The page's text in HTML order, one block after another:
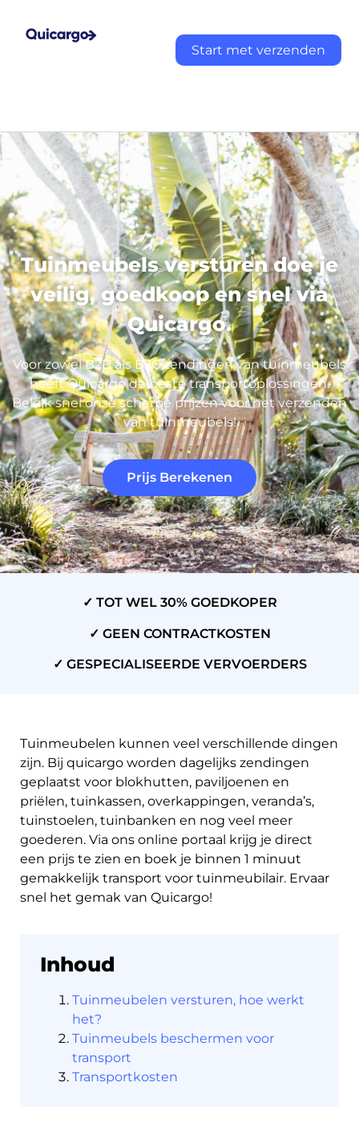
Start met verzenden
About
the
platform
Bestemmingen
Tuinmeubels versturen doe je
veilig, goedkoop en snel via
Quicargo.
Voor zowel B2B als B2C zendingen van tuinmeubels
heeft Quicargo de beste transportoplossingen.
Bekijk snel onze scherpe prijzen voor het verzenden
van tuinmeubels!
Prijs Berekenen
✓ TOT WEL 30% GOEDKOPER
✓ GEEN CONTRACTKOSTEN
✓ GESPECIALISEERDE VERVOERDERS
Tuinmeubelen kunnen veel verschillende dingen
zijn. Bij quicargo worden dagelijks zendingen
geplaatst voor blokhutten, paviljoenen en
priëlen, tuinkassen, overkappingen, veranda’s,
tuinstoelen, tuinbanken en nog veel meer
goederen. Via ons online portaal krijg je direct
een prijs te zien en boek je binnen 1 minuut
gemakkelijk transport voor tuinmeubilair. Ervaar
snel het gemak van Quicargo!
Inhoud
Tuinmeubelen versturen, hoe werkt
het?
Tuinmeubels beschermen voor
transport
Transportkosten